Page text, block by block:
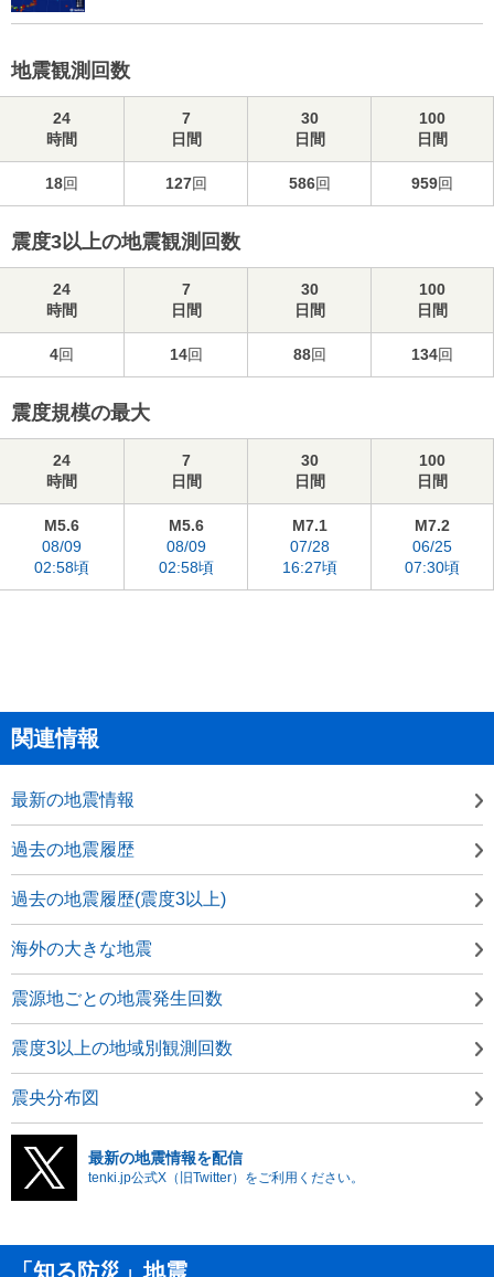
地震観測回数
24
時間
7
日間
30
日間
100
日間
18回 127回 586回 959回
震度3以上の地震観測回数
24
時間
7
日間
30
日間
100
日間
4回 14回 88回 134回
震度規模の最大
24
時間
7
日間
30
日間
100
日間
M5.6
08/09
02:58頃
M5.6
08/09
02:58頃
M7.1
07/28
16:27頃
M7.2
06/25
07:30頃
関連情報
最新の地震情報
過去の地震履歴
過去の地震履歴(震度3以上)
海外の大きな地震
震源地ごとの地震発生回数
震度3以上の地域別観測回数
震央分布図
最新の地震情報を配信
tenki.jp公式X（旧Twitter）をご利用ください。
「知る防災」地震